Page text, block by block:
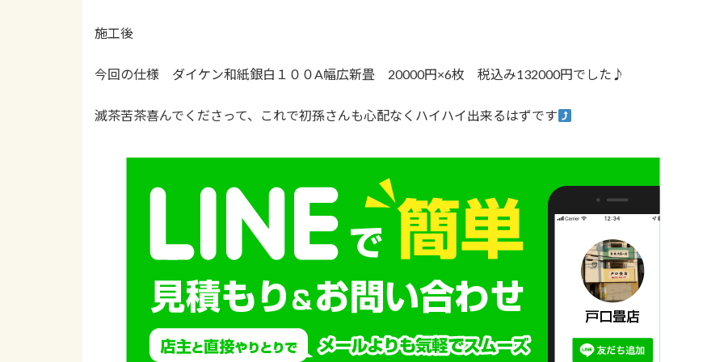
施工後
今回の仕様 ダイケン和紙銀白１００A幅広新畳 20000円×6枚 税込み132000円でした♪
滅茶苦茶喜んでくださって、これで初孫さんも心配なくハイハイ出来るはずです